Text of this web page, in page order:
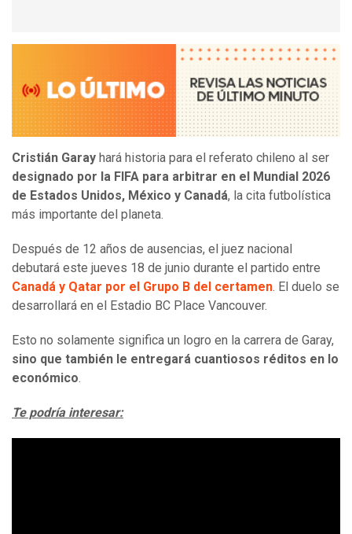
Cristián Garay hará historia para el referato chileno al ser
designado por la FIFA para arbitrar en el Mundial 2026
de Estados Unidos, México y Canadá, la cita futbolística
más importante del planeta.
Después de 12 años de ausencias, el juez nacional
debutará este jueves 18 de junio durante el partido entre
Canadá y Qatar por el Grupo B del certamen. El duelo se
desarrollará en el Estadio BC Place Vancouver.
Esto no solamente significa un logro en la carrera de Garay,
sino que también le entregará cuantiosos réditos en lo
económico.
Te podría interesar: